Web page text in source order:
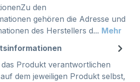
den
gehören die Adresse und
des Herstellers d... Mehr
Produkt verantwortlichen
dem jeweiligen Produkt selbst,